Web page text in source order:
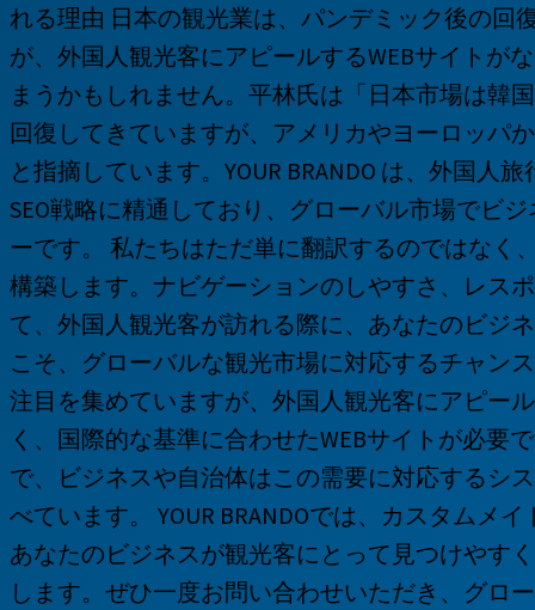
れる理由 日本の観光業は、パンデミック後の回
が、外国人観光客にアピールするWEBサイトが
まうかもしれません。平林氏は「日本市場は韓
回復してきていますが、アメリカやヨーロッパ
と指摘しています。YOUR BRANDO は、外国人
SEO戦略に精通しており、グローバル市場でビ
ーです。 私たちはただ単に翻訳するのではなく
構築します。ナビゲーションのしやすさ、レス
て、外国人観光客が訪れる際に、あなたのビジ
こそ、グローバルな観光市場に対応するチャン
注目を集めていますが、外国人観光客にアピー
く、国際的な基準に合わせたWEBサイトが必要
で、ビジネスや自治体はこの需要に対応するシ
べています。 YOUR BRANDOでは、カスタムメ
あなたのビジネスが観光客にとって見つけやす
します。ぜひ一度お問い合わせいただき、グロ